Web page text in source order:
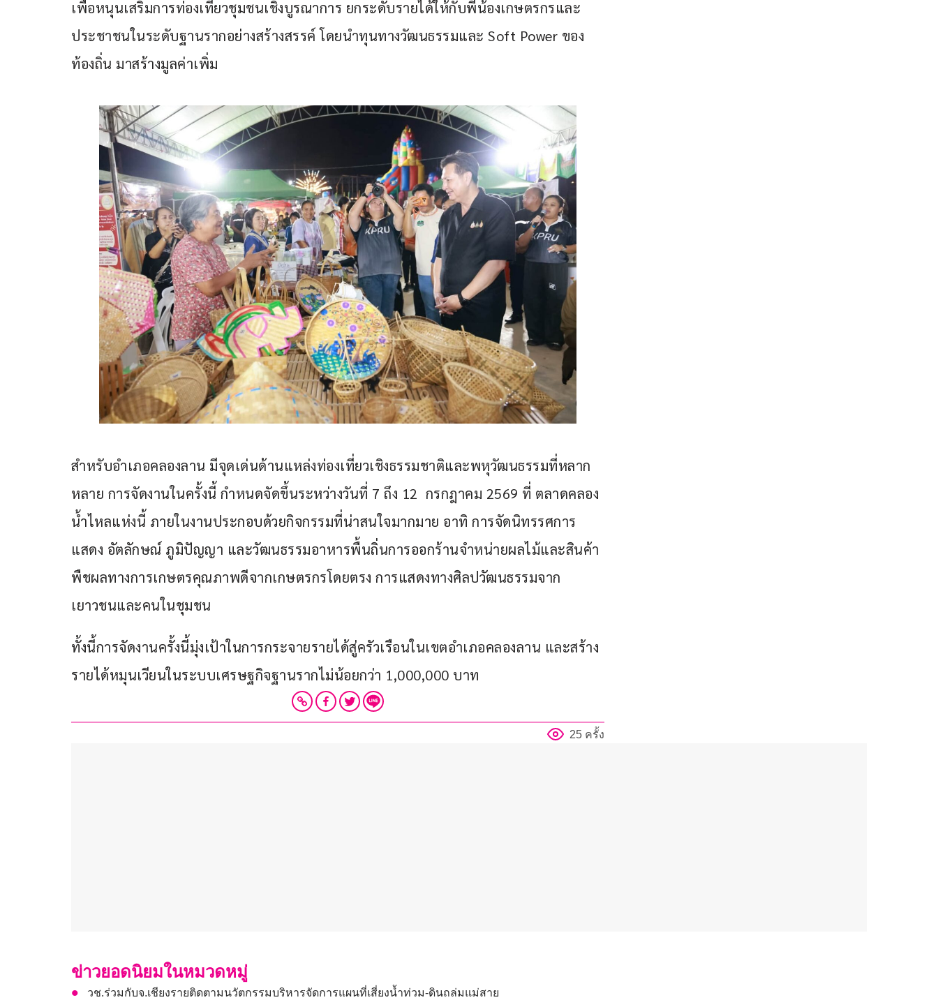
เพื่อหนุนเสริมการท่องเที่ยวชุมชนเชิงบูรณาการ ยกระดับรายได้ให้กับพี่น้องเกษตรกรและ
ประชาชนในระดับฐานรากอย่างสร้างสรรค์ โดยนำทุนทางวัฒนธรรมและ Soft Power ของ
ท้องถิ่น มาสร้างมูลค่าเพิ่ม
สำหรับอำเภอคลองลาน มีจุดเด่นด้านแหล่งท่องเที่ยวเชิงธรรมชาติและพหุวัฒนธรรมที่หลาก
หลาย การจัดงานในครั้งนี้ กำหนดจัดขึ้นระหว่างวันที่ 7 ถึง 12  กรกฎาคม 2569 ที่ ตลาดคลอง
น้ำไหลแห่งนี้ ภายในงานประกอบด้วยกิจกรรมที่น่าสนใจมากมาย อาทิ การจัดนิทรรศการ
แสดง อัตลักษณ์ ภูมิปัญญา และวัฒนธรรมอาหารพื้นถิ่นการออกร้านจำหน่ายผลไม้และสินค้า
พืชผลทางการเกษตรคุณภาพดีจากเกษตรกรโดยตรง การแสดงทางศิลปวัฒนธรรมจาก
เยาวชนและคนในชุมชน
ทั้งนี้การจัดงานครั้งนี้มุ่งเป้าในการกระจายรายได้สู่ครัวเรือนในเขตอำเภอคลองลาน และสร้าง
รายได้หมุนเวียนในระบบเศรษฐกิจฐานรากไม่น้อยกว่า 1,000,000 บาท
25 ครั้ง
ข่าวยอดนิยมในหมวดหมู่
วช.ร่วมกับจ.เชียงรายติดตามนวัตกรรมบริหารจัดการแผนที่เสี่ยงน้ำท่วม-ดินถล่มแม่สาย